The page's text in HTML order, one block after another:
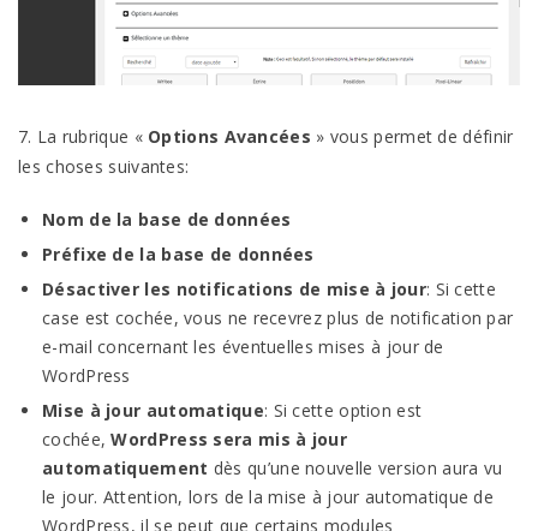
7. La rubrique « Options Avancées » vous permet de définir
les choses suivantes:
Nom de la base de données
Préfixe de la base de données
Désactiver les notifications de mise à jour: Si cette
case est cochée, vous ne recevrez plus de notification par
e-mail concernant les éventuelles mises à jour de
WordPress
Mise à jour automatique: Si cette option est
cochée,WordPress sera mis à jour
automatiquement dès qu’une nouvelle version aura vu
le jour. Attention, lors de la mise à jour automatique de
WordPress, il se peut que certains modules